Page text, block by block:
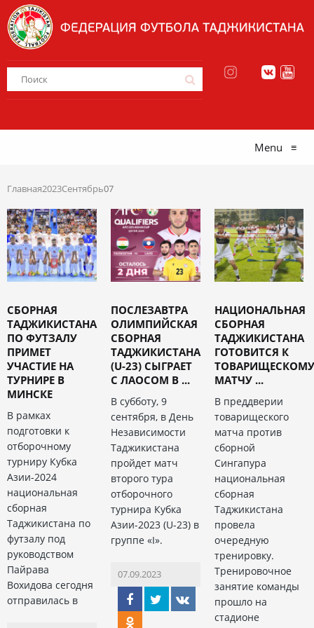
Menu ≡
Главная2023Сентябрь07
СБОРНАЯ
ТАДЖИКИСТАНА
ПО ФУТЗАЛУ
ПРИМЕТ
УЧАСТИЕ НА
ТУРНИРЕ В
МИНСКЕ
В рамках
подготовки к
отборочному
турниру Кубка
Азии-2024
национальная
сборная
Таджикистана по
футзалу под
руководством
Пайрава
Вохидова сегодня
отправилась в
ПОСЛЕЗАВТРА
ОЛИМПИЙСКАЯ
СБОРНАЯ
ТАДЖИКИСТАНА
(U-23) СЫГРАЕТ
С ЛАОСОМ В ...
В субботу, 9
сентября, в День
Независимости
Таджикистана
пройдет матч
второго тура
отборочного
турнира Кубка
Азии-2023 (U-23) в
группе «I».
07.09.2023
НАЦИОНАЛЬНАЯ
СБОРНАЯ
ТАДЖИКИСТАНА
ГОТОВИТСЯ К
ТОВАРИЩЕСКОМУ
МАТЧУ ...
В преддверии
товарищеского
матча против
сборной
Сингапура
национальная
сборная
Таджикистана
провела
очередную
тренировку.
Тренировочное
занятие команды
прошло на
стадионе